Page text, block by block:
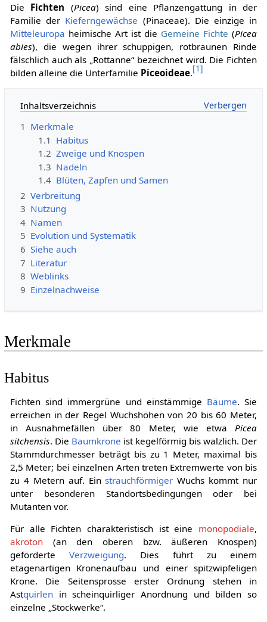
Die Fichten (Picea) sind eine Pflanzengattung in der
Familie der Kieferngewächse (Pinaceae). Die einzige in
Mitteleuropa heimische Art ist die Gemeine Fichte (Picea
abies), die wegen ihrer schuppigen, rotbraunen Rinde
fälschlich auch als „Rottanne“ bezeichnet wird. Die Fichten
bilden alleine die Unterfamilie Piceoideae.[1]
Inhaltsverzeichnis
1 Merkmale
1.1 Habitus
1.2 Zweige und Knospen
1.3 Nadeln
1.4 Blüten, Zapfen und Samen
2 Verbreitung
3 Nutzung
4 Namen
5 Evolution und Systematik
6 Siehe auch
7 Literatur
8 Weblinks
9 Einzelnachweise
Merkmale
Habitus
Fichten sind immergrüne und einstämmige Bäume. Sie
erreichen in der Regel Wuchshöhen von 20 bis 60 Meter,
in Ausnahmefällen über 80 Meter, wie etwa Picea
sitchensis. Die Baumkrone ist kegelförmig bis walzlich. Der
Stammdurchmesser beträgt bis zu 1 Meter, maximal bis
2,5 Meter; bei einzelnen Arten treten Extremwerte von bis
zu 4 Metern auf. Einstrauchförmiger Wuchs kommt nur
unter besonderen Standortsbedingungen oder bei
Mutanten vor.
Für alle Fichten charakteristisch ist eine monopodiale,
akroton(an den oberen bzw. äußeren Knospen)
geförderteVerzweigung. Dies führt zu einem
etagenartigen Kronenaufbau und einer spitzwipfeligen
Krone. Die Seitensprosse erster Ordnung stehen in
Astquirlenin scheinquirliger Anordnung und bilden so
einzelne „Stockwerke“.